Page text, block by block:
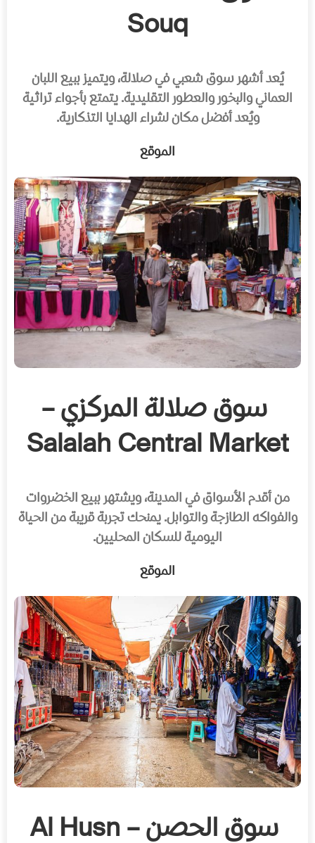
Souq
يُعد أشهر سوق شعبي في صلالة، ويتميز ببيع اللبان
العماني والبخور والعطور التقليدية. يتمتع بأجواء تراثية
ويُعد أفضل مكان لشراء الهدايا التذكارية.
الموقع
سوق صلالة المركزي –
Salalah Central Market
من أقدم الأسواق في المدينة، ويشتهر ببيع الخضروات
والفواكه الطازجة والتوابل. يمنحك تجربة قريبة من الحياة
اليومية للسكان المحليين.
الموقع
سوق الحصن – Al Husn